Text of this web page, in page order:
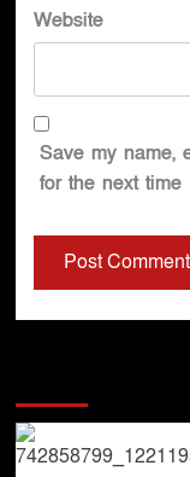
Website
Save my name,
for the next time